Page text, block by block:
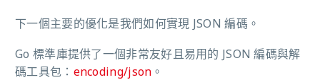
下一個主要的優化是我們如何實現 JSON 編碼。
Go 標準庫提供了一個非常友好且易用的 JSON 編碼與解
碼工具包： encoding/json 。